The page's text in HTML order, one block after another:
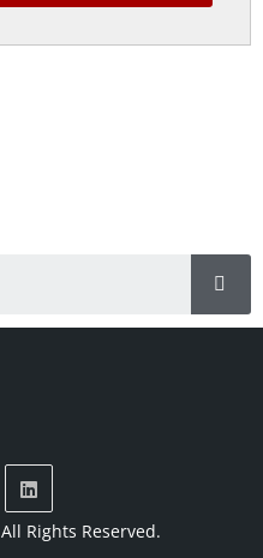
All Rights Reserved.